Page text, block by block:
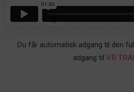
Du får automatisk adgang til den
adgang til VR